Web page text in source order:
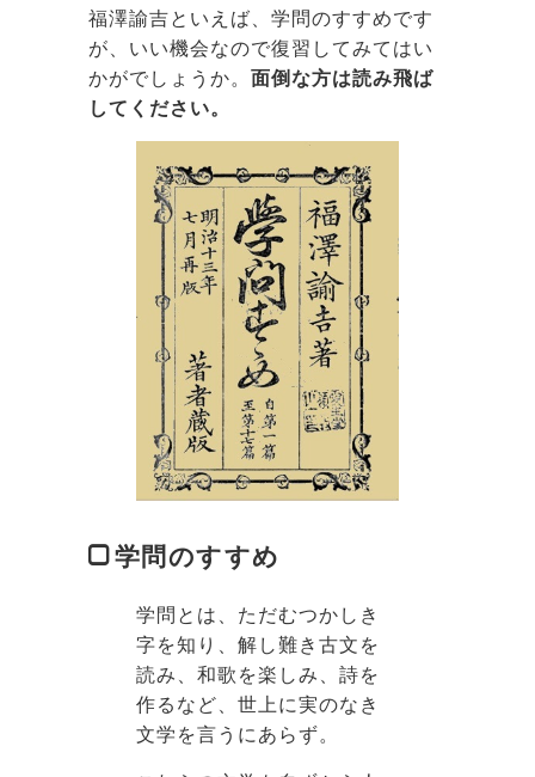
福澤諭吉といえば、学問のすすめです
が、いい機会なので復習してみてはい
かがでしょうか。 面倒な方は読み飛ば
してください。
学問のすすめ
学問とは、ただむつかしき
字を知り、解し難き古文を
読み、和歌を楽しみ、詩を
作るなど、世上に実のなき
文学を言うにあらず。